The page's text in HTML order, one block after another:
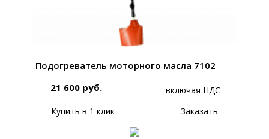
Подогреватель моторного масла 7102
21 600 руб.
включая НДС
Купить в 1 клик
Заказать